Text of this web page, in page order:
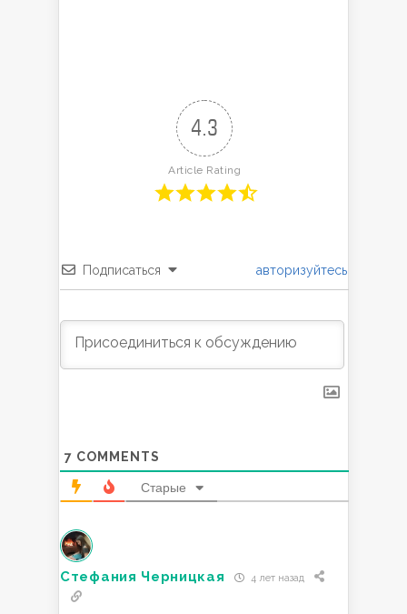
4.3
Article Rating
Подписаться авторизуйтесь
7 COMMENTS
Старые
Стефания Черницкая 4 лет назад